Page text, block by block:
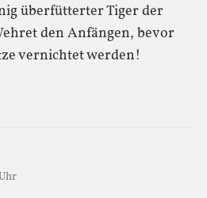
überfütterter Tiger der
den Anfängen, bevor
vernichtet werden!